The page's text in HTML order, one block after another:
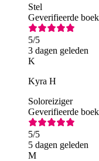
Stel
Geverifieerde
5/5
3 dagen geleden
K
Kyra H
Soloreiziger
Geverifieerde
5/5
5 dagen geleden
M